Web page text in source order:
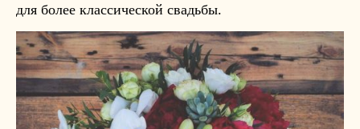
для более классической свадьбы.